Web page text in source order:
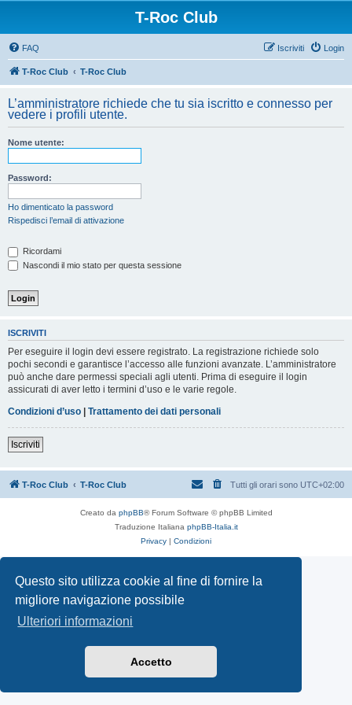
Questo sito utilizza cookie al fine di fornire la
migliore navigazione possibile
Ulteriori informazioni
Accetto
T-Roc Club
FAQ Login
Iscriviti
T-Roc Club T-Roc Club
L’amministratore richiede che tu sia iscritto e connesso per
vedere i profili utente.
Nome utente:
Password:
Ho dimenticato la password
Rispedisci l’email di attivazione
Ricordami
Nascondi il mio stato per questa sessione
ISCRIVITI
Per eseguire il login devi essere registrato. La registrazione richiede solo
pochi secondi e garantisce l’accesso alle funzioni avanzate. L’amministratore
può anche dare permessi speciali agli utenti. Prima di eseguire il login
assicurati di aver letto i termini d’uso e le varie regole.
Condizioni d’uso | Trattamento dei dati personali
Iscriviti
T-Roc Club T-Roc Club Tutti gli orari sono UTC+02:00
Creato da phpBB® Forum Software © phpBB Limited
Traduzione Italiana phpBB-Italia.it
Privacy | Condizioni